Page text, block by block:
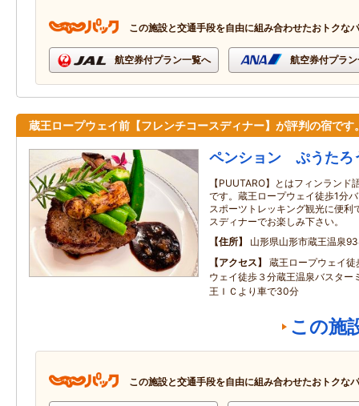
この施設と交通手段を自由に組み合わせたおトクな
航空券付プラン一覧へ 航空券付プラ
蔵王ロープウェイ前【フレンチコースディナー】が評判の宿です
ペンション ぷうたろ
【PUUTARO】とはフィンラン
です。蔵王ロープウェイ徒歩1分
スポーツトレッキング観光に便利
スディナーでお楽しみ下さい。
住所
山形県山形市蔵王温泉
アクセス
蔵王ロープウェイ
ウェイ徒歩３分蔵王温泉バスター
王ＩＣより車で30分
この施
この施設と交通手段を自由に組み合わせたおトクな